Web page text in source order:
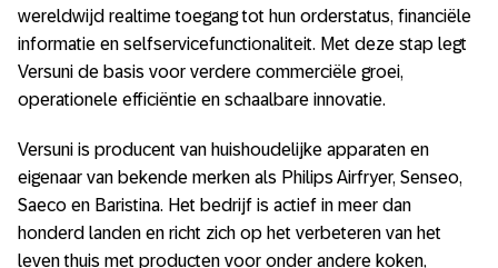
wereldwijd realtime toegang tot hun orderstatus, financiële
informatie en selfservicefunctionaliteit. Met deze stap legt
Versuni de basis voor verdere commerciële groei,
operationele efficiëntie en schaalbare innovatie.
Versuni is producent van huishoudelijke apparaten en
eigenaar van bekende merken als Philips Airfryer, Senseo,
Saeco en Baristina. Het bedrijf is actief in meer dan
honderd landen en richt zich op het verbeteren van het
leven thuis met producten voor onder andere koken,